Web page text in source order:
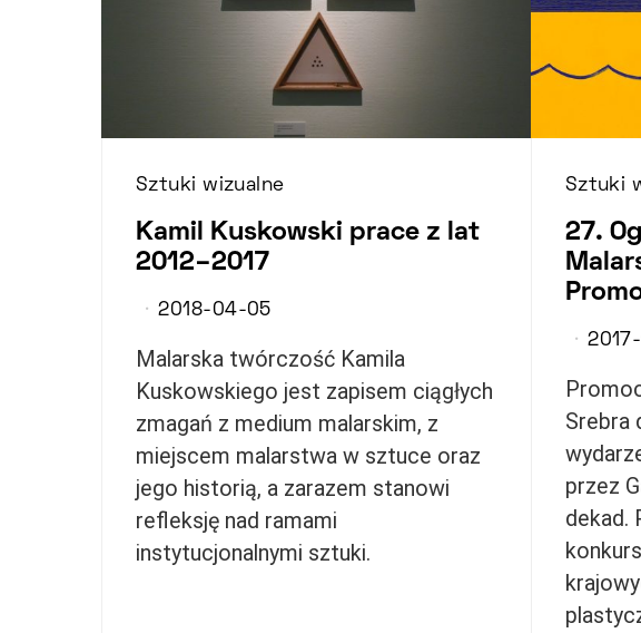
Sztuki wizualne
Kamil Kuskowski prace z lat
2012–2017
2018-04-05
Malarska twórczość Kamila
Kuskowskiego jest zapisem ciągłych
zmagań z medium malarskim, z
miejscem malarstwa w sztuce oraz
jego historią, a zarazem stanowi
refleksję nad ramami
instytucjonalnymi sztuki.
Sztuki
27.
Srebra
przez
dekad.